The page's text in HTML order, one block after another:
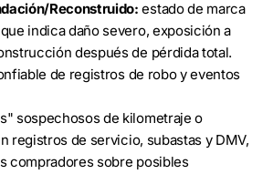
Reconstruido: estado de marca
indica daño severo, exposición a
después de pérdida total.
de registros de robo y eventos
sospechosos de kilometraje o
registros de servicio, subastas y DMV,
compradores sobre posibles